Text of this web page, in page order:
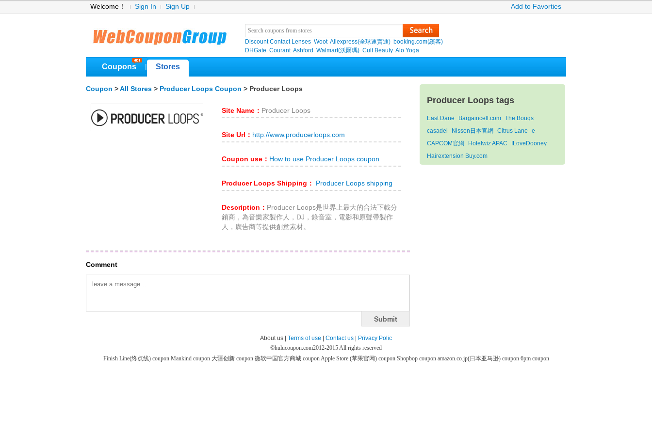
Welcome！ Sign In Sign Up Add to Favorties
Discount Contact Lenses Woot Aliexpress(全球速賣通) booking.com(繽客)
DHGate Courant Ashford Walmart(沃爾瑪) Cult Beauty Alo Yoga
Coupons Stores
Coupon > All Stores > Producer Loops Coupon > Producer Loops
Site Name： Producer Loops
Site Url： http://www.producerloops.com
Coupon use： How to use Producer Loops coupon
Producer Loops Shipping： Producer Loops shipping
Description： Producer Loops是世界上最大的合法下載分
銷商，為音樂家製作人，DJ，錄音室，電影和原聲帶製作
人，廣告商等提供創意素材。
Comment
Submit
Producer Loops tags
East Dane Bargaincell.com The Bouqs
casadei
Nissen日本官網 Citrus Lane
e-
CAPCOM官網
Hotelwiz APAC
ILoveDooney
Hairextension Buy.com
About us | Terms of use Contact us
Privacy Polic
©hulucoupon.com2012-2015 All rights reserved
Finish Line(终点线) coupon Mankind coupon 大疆创新 coupon 微软中国官方商城 couponApple Store (苹果官网) coupon Shopbop coupon amazon.co.jp(日本亚马逊) coupon 6pm coupon